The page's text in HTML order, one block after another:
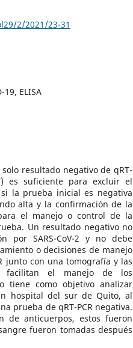
2/2021/23-31
19, ELISA
resultado negativo de qRT-
es suficiente para excluir el
la prueba inicial es negativa
alta y la confirmación de la
el manejo o control de la
Un resultado negativo no
por SARS-CoV-2 y no debe
o decisiones de manejo
junto con una tomografía y las
facilitan el manejo de los
tiene como objetivo analizar
hospital del sur de Quito, al
prueba de qRT-PCR negativa.
de anticuerpos, estos fueron
fueron tomadas después